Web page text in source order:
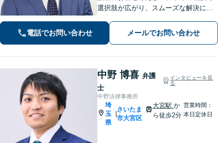
選択肢が広がり、スムーズな解決につ
豊富】【示談成功・不起訴獲得の実績
豊富】あなたの権利を守り、最善の結
電話でお問い合わせ メールでお問い合わせ
中野 博喜 弁護
士
インタビューを見
る
中野法律事務所
埼
玉
県
|
さいたま
市大宮区
大宮駅 か
ら徒歩2分
営業時間：
本日定休日